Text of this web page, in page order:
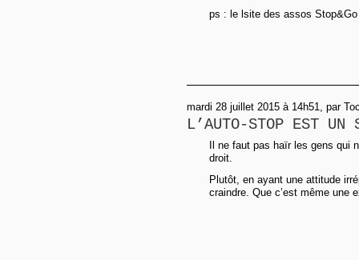
ps : le lsite des assos
mardi 28 juillet 2015 à 14h51, par
L’AUTO-STOP EST UN
Il ne faut pas haïr les gens qui
droit.
Plutôt, en ayant une attitude
craindre. Que c’est même une